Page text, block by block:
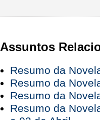
Assuntos
Resumo da
Resumo da
Resumo da
Resumo da